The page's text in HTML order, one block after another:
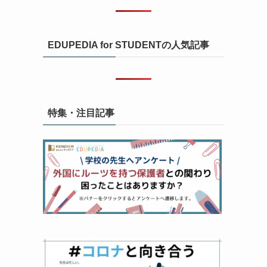
EDUPEDIA for STUDENTの人気記事
特集・注目記事